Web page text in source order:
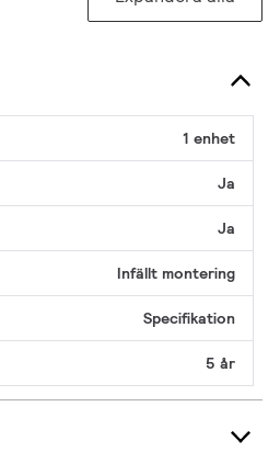
1 enhet
Ja
Ja
Infällt montering
Specifikation
5 år